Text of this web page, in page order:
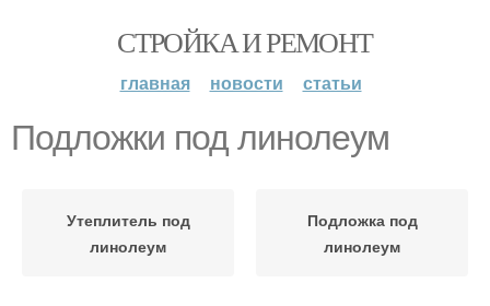
СТРОЙКА И РЕМОНТ
главная новости статьи
Подложки под линолеум
Утеплитель под
линолеум
Подложка под
линолеум